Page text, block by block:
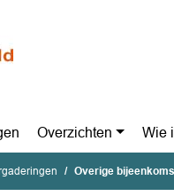
Overzichten Wie
Overige